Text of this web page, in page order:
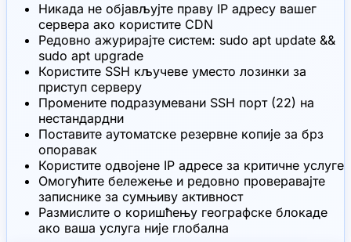
Никада не објављујте праву IP адресу вашег
сервера ако користите CDN
Редовно ажурирајте систем: sudo apt update &&
sudo apt upgrade
Користите SSH кључеве уместо лозинки за
приступ серверу
Промените подразумевани SSH порт (22) на
нестандардни
Поставите аутоматске резервне копије за брз
опоравак
Користите одвојене IP адресе за критичне услуге
Омогућите бележење и редовно проверавајте
записнике за сумњиву активност
Размислите о коришћењу географске блокаде
ако ваша услуга није глобална